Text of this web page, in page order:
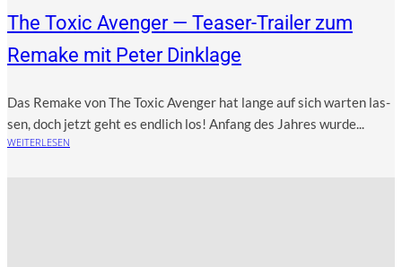
The Toxic Avenger — Teaser-Trailer zum
Remake mit Peter Dinklage
Das Remake von The Toxic Aven­ger hat lan­ge auf sich war­ten las­
sen, doch jetzt geht es end­lich los! Anfang des Jah­res wur­de...
WEITERLESEN